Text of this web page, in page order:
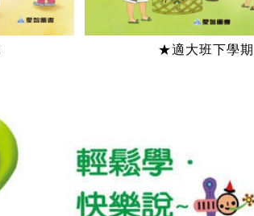
★適大班下學期